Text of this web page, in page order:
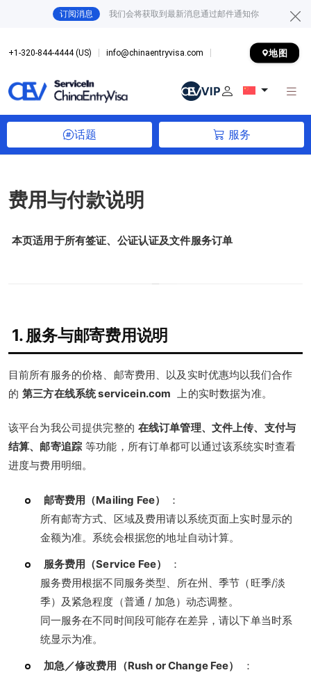
订阅消息 我们会将获取到最新消息通过邮件通知你
+1-320-844-4444 (US) info@chinaentryvisa.com 地图
话题 服务
费用与付款说明
本页适用于所有签证、公证认证及文件服务订单
1. 服务与邮寄费用说明
目前所有服务的价格、邮寄费用、以及实时优惠均以我们合作
的 第三方在线系统 servicein.com 上的实时数据为准。
该平台为我公司提供完整的 在线订单管理、文件上传、支付与
结算、邮寄追踪 等功能，所有订单都可以通过该系统实时查看
进度与费用明细。
邮寄费用（Mailing Fee）
：
所有邮寄方式、区域及费用请以系统页面上实时显示的
金额为准。系统会根据您的地址自动计算。
服务费用（Service Fee）
：
服务费用根据不同服务类型、所在州、季节（旺季/淡
季）及紧急程度（普通 / 加急）动态调整。
同一服务在不同时间段可能存在差异，请以下单当时系
统显示为准。
加急／修改费用（Rush or Change Fee）
：